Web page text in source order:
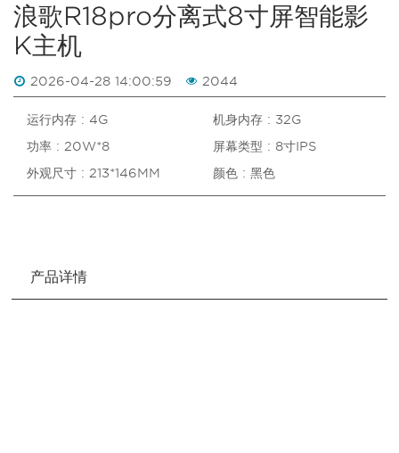
浪歌R18pro分离式8寸屏智能影
K主机
2026-04-28 14:00:59 2044
运行内存 : 4G
机身内存 : 32G
功率 : 20W*8
屏幕类型 : 8寸IPS
外观尺寸 : 213*146MM
颜色 : 黑色
产品详情